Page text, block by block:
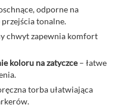
odporne na
przejścia tonalne.
chwyt zapewnia komfort
koloru na zatyczce– łatwe
torba ułatwiająca